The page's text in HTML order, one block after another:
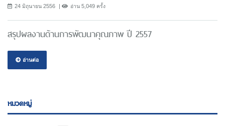
24 มิถุนายน 2556 อ่าน 5,049 ครั้ง
สรุปผลงานด้านการพัฒนาคุณภาพ ปี 2557
อ่านต่อ
หมวดหมู่